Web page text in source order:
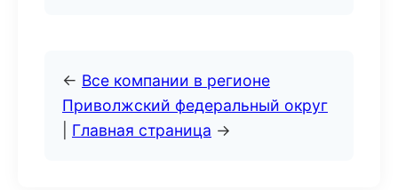
← Все компании в регионе
Приволжский федеральный округ
Главная страница →